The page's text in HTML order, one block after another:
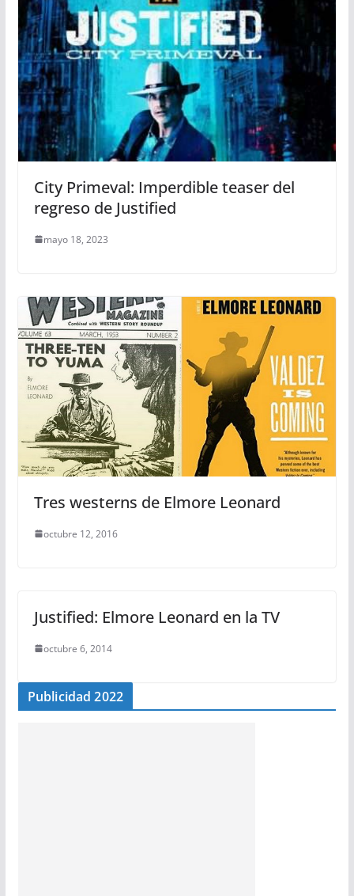
City Primeval: Imperdible teaser del
regreso de Justified
mayo 18, 2023
Tres westerns de Elmore Leonard
octubre 12, 2016
Justified: Elmore Leonard en la TV
octubre 6, 2014
Publicidad 2022